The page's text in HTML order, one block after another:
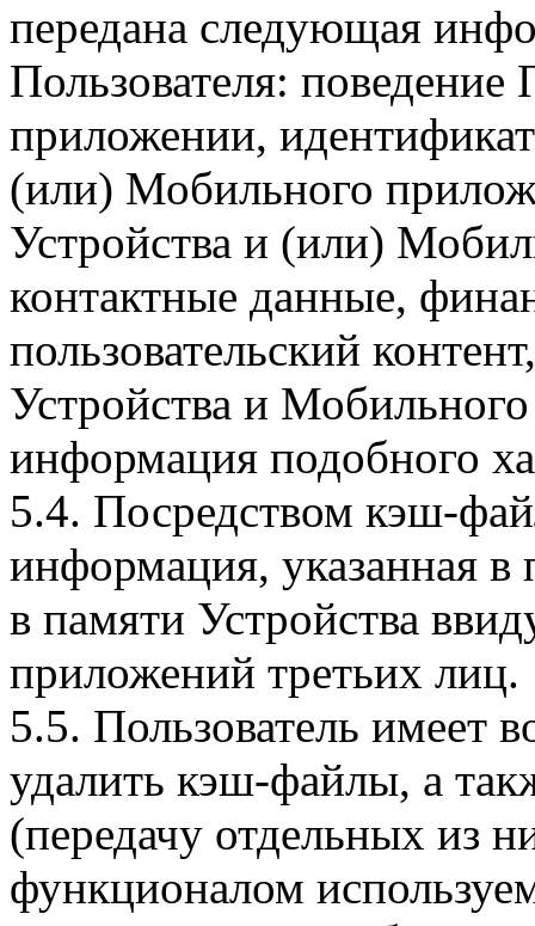
передана следующая
Пользователя:
приложении,
(или) Мобильного
Устройства и (или)
контактные данные,
пользовательский
Устройства и
информация подобного
5.4. Посредством кэш-
информация, указанная в
в памяти Устройства
приложений третьих лиц.
5.5. Пользователь имеет
удалить кэш-файлы, а
(передачу отдельных из
функционалом